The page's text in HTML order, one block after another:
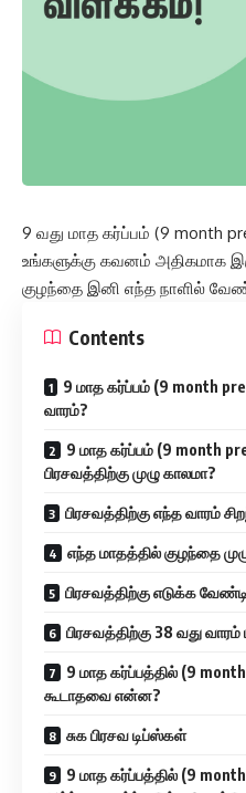
9 வது மாத கர்ப்பம் (9 month
உங்களுக்கு கவனம் அதிகமாக
குழந்தை இனி எந்த நாளில்
Contents
9 மாத கர்ப்பம் (9 month
வாரம்?
9 மாத கர்ப்பம் (9 month
பிரசவத்திற்கு முழு காலமா?
பிரசவத்திற்கு எந்த வாரம்
எந்த மாதத்தில் குழந்தை
பிரசவத்திற்கு எடுக்க
பிரசவத்திற்கு 38 வது
9 மாத கர்ப்பத்தில் (9
கூடாதவை என்ன?
சுக பிரசவ டிப்ஸ்கள்
9 மாத கர்ப்பத்தில் (9